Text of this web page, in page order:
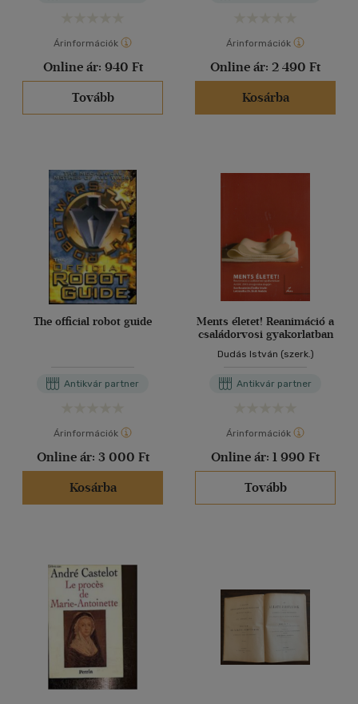
Árinformációk
Online ár: 940 Ft
Tovább
Árinformációk
Online ár: 2 490 Ft
Kosárba
The official robot guide
Antikvár partner
Árinformációk
Online ár: 3 000 Ft
Kosárba
Ments életet! Reanimáció a
családorvosi gyakorlatban
Dudás István (szerk.)
Antikvár partner
Árinformációk
Online ár: 1 990 Ft
Tovább